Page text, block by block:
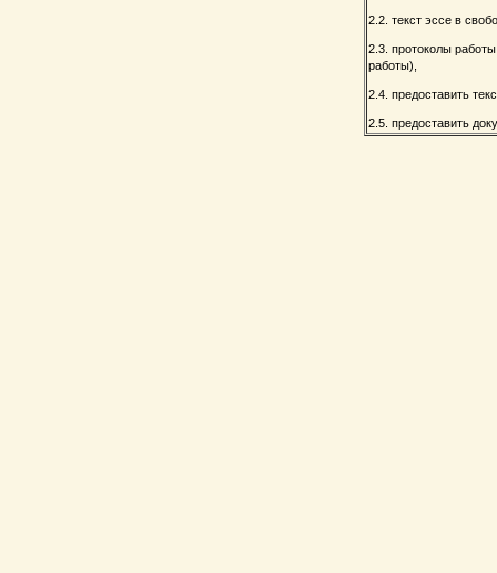
2.2. текст эссе в
2.3. протоколы
работы),
2.4. предоставить
2.5. предоставить